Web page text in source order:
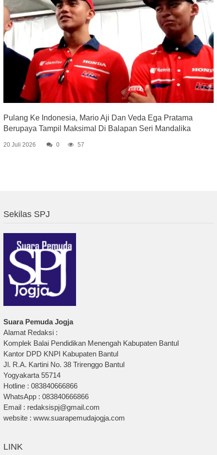
Pulang Ke Indonesia, Mario Aji Dan Veda Ega Pratama
Berupaya Tampil Maksimal Di Balapan Seri Mandalika
20 Juli 2026 0 57
Sekilas SPJ
Suara Pemuda Jogja
Alamat Redaksi :
Komplek Balai Pendidikan Menengah Kabupaten Bantul
Kantor DPD KNPI Kabupaten Bantul
Jl. R.A. Kartini No. 38 Trirenggo Bantul
Yogyakarta 55714
Hotline : 083840666866
WhatsApp : 083840666866
Email : redaksispj@gmail.com
website : www.suarapemudajogja.com
LINK